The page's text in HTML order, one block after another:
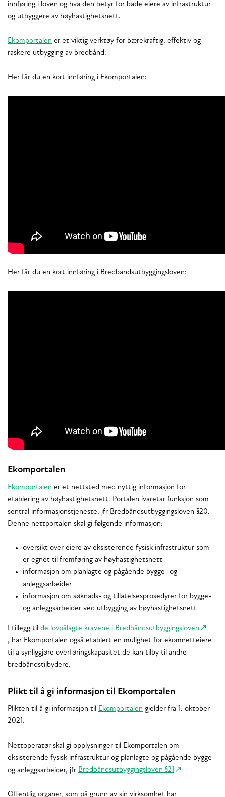
innføring i loven og hva den betyr for både eiere av infrastruktur
og utbyggere av høyhastighetsnett.
Ekomportalen er et viktig verktøy for bærekraftig, effektiv og
raskere utbygging av bredbånd.
Her får du en kort innføring i Ekomportalen:
Her får du en kort innføring i Bredbåndsutbyggingsloven:
Ekomportalen
Ekomportalen er et nettsted med nyttig informasjon for
etablering av høyhastighetsnett. Portalen ivaretar funksjon som
sentral informasjonstjeneste, jfr Bredbåndsutbyggingsloven §20.
Denne nettportalen skal gi følgende informasjon:
oversikt over eiere av eksisterende fysisk infrastruktur som
er egnet til fremføring av høyhastighetsnett
informasjon om planlagte og pågående bygge- og
anleggsarbeider
informasjon om søknads- og tillatelsesprosedyrer for bygge-
og anleggsarbeider ved utbygging av høyhastighetsnett
I tillegg til de lovpålagte kravene i Bredbåndsutbyggingsloven
, har Ekomportalen også etablert en mulighet for ekomnetteiere
til å synliggjøre overføringskapasitet de kan tilby til andre
bredbåndstilbydere.
Plikt til å gi informasjon til Ekomportalen
Plikten til å gi informasjon til Ekomportalen gjelder fra 1. oktober
2021.
Nettoperatør skal gi opplysninger til Ekomportalen om
eksisterende fysisk infrastruktur og planlagte og pågående bygge-
og anleggsarbeider, jfr Bredbåndsutbyggingsloven §21
Offentlig organer, som på grunn av sin virksomhet har